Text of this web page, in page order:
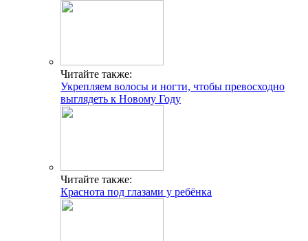
Читайте также:
Укрепляем волосы и ногти, чтобы превосходно
выглядеть к Новому Году
Читайте также:
Краснота под глазами у ребёнка